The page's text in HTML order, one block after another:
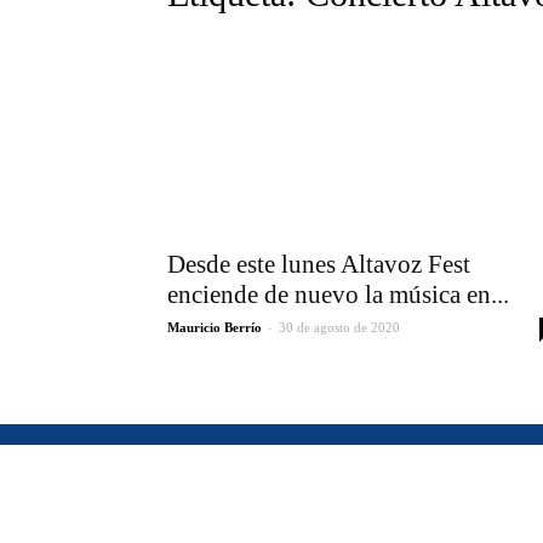
Desde este lunes Altavoz Fest
enciende de nuevo la música en...
Mauricio Berrío - 30 de agosto de 2020